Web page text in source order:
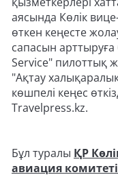
аясында Көлік
өткен кеңесте
сапасын
Service" пилоттық
"Ақтау
көшпелі кеңес
Travelpress.kz.
Бұл туралы ҚР
авиация